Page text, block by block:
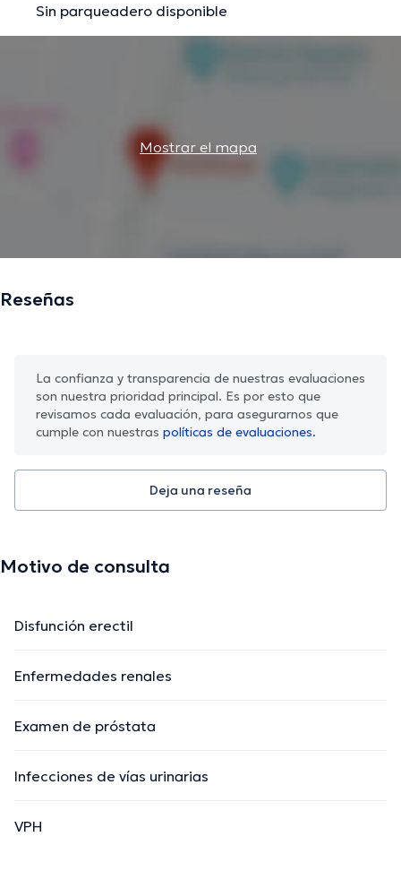
Sin parqueadero disponible
Mostrar el mapa
Reseñas
La confianza y transparencia de nuestras evaluaciones
son nuestra prioridad principal. Es por esto que
revisamos cada evaluación, para asegurarnos que
cumple con nuestras políticas de evaluaciones.
Deja una reseña
Motivo de consulta
Disfunción erectil
Enfermedades renales
Examen de próstata
Infecciones de vías urinarias
VPH